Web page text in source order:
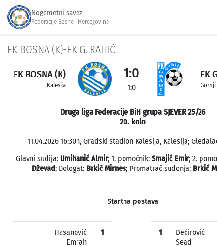
Nogometni savez
Federacije Bosne i Hercegovine
FK BOSNA (K)-FK G. RAHIĆ
FK BOSNA (K)
Kalesija
1:0
1:0
FK
Gornji
Druga liga Federacije BiH grupa SJEVER 25/26
20. kolo
11.04.2026 16:30h, Gradski stadion Kalesija, Kalesija;
Glavni sudija: Umihanić Almir; 1. pomoćnik: Smajić Emir; 2.
Dževad; Delegat: Brkić Mirnes; Promatrač suđenja: Brkić
Startna postava
Hasanović
Emrah
1 1
Bećirović
Sead